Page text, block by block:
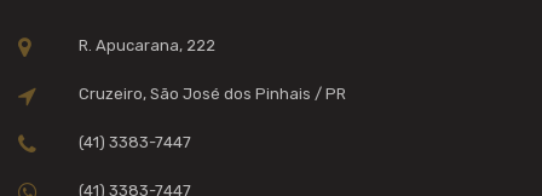
R. Apucarana, 222
Cruzeiro, São José dos Pinhais / PR
(41) 3383-7447
(41) 3383-7447